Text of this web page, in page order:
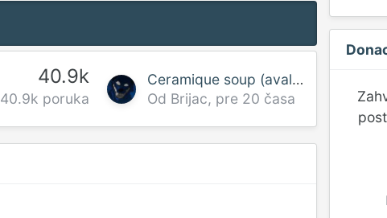
40.9k
40.9k poruka
Ceramique soup (avalon opus ceramique)
Od Brijac, pre 20 časa